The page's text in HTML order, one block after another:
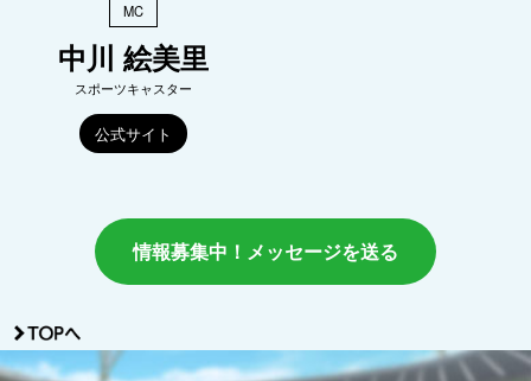
MC
中川 絵美里
スポーツキャスター
公式サイト
情報募集中！メッセージを送る